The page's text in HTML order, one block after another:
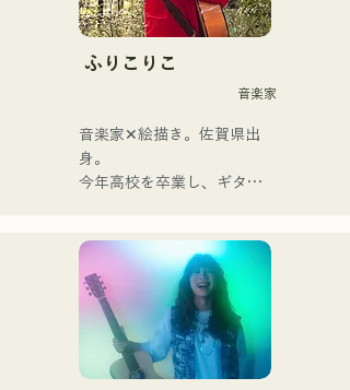
搖滾的精髓淋漓盡致地展現
出來。時而柔和、時而激昂
的旋律和歌詞，加上樂團成
以「令和歌謠搖滾」為名，
活躍於樂壇。
ふりこりこ
音楽家
音楽家✕絵描き。佐賀県出
身。
今年高校を卒業し、ギター
行う傍ら、大胆な色彩感覚
を活かしたアート制作に励
む。枠に収まりきれないマ
ルチな表現スタイルを確立
するため、日々探求を続け
ている。現在はSNSを中心